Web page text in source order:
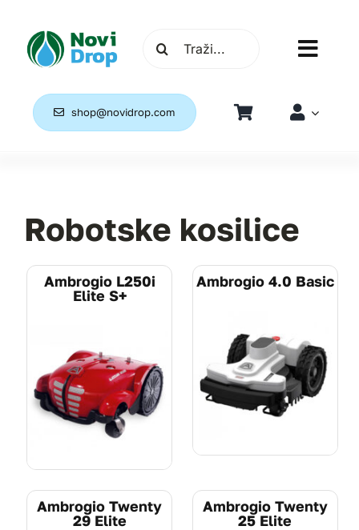
content
Home
shop@novidrop.com
Robotske kosilice
Ambrogio L250i
Elite S+
Pogledajte
Ambrogio 4.0 Basic
Pogledajte
Ambrogio Twenty
29 Elite
Ambrogio Twenty
25 Elite